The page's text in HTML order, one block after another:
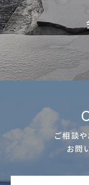
ご相談
お問